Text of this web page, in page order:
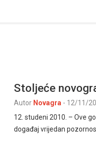
Stoljeće
Autor Novagra - 12/11/
12. studeni 2010. – Ove
događaj vrijedan